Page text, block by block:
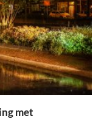
met